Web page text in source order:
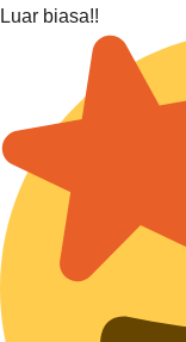
Luar biasa!!